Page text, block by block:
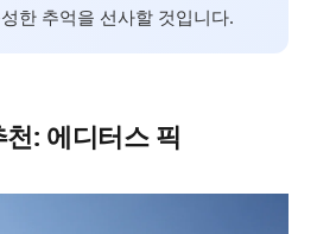
한 추억을 선사할 것입니다.
: 에디터스 픽